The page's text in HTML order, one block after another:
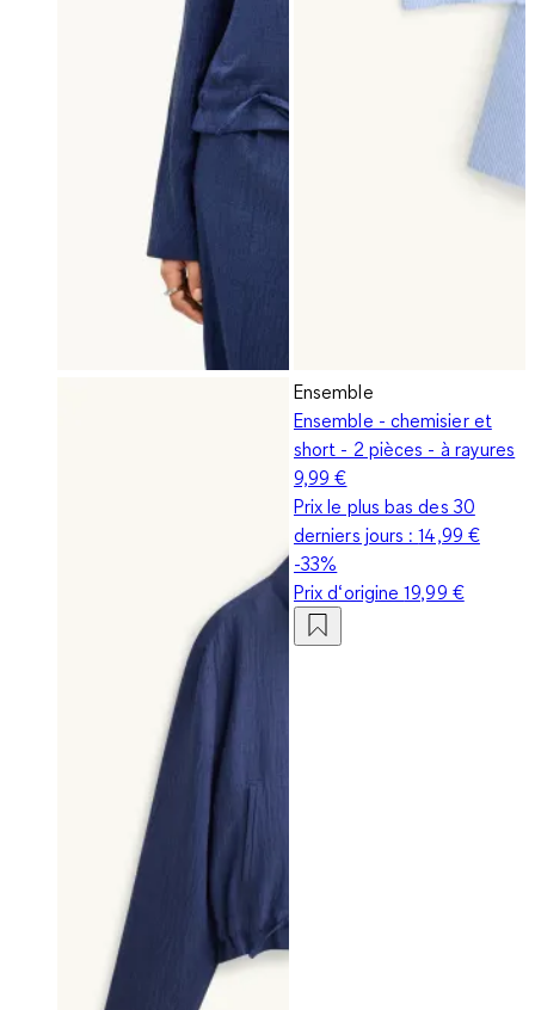
Ensemble
Ensemble - chemisier et
short - 2 pièces - à rayures
9,99 €
Prix le plus bas des 30
derniers jours :14,99 €
-33%
Prix d‘origine19,99 €